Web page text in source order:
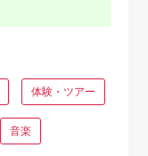
体験・ツアー
音楽